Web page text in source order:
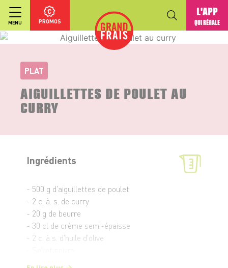
MENU PROMOS
L'APP
QUI RÉGALE
PLAT
AIGUILLETTES DE POULET AU
CURRY
Ingrédients
- 500 g d'aiguillettes de poulet
- 2 c. à. s. de curry
- 20 g de beurre
- 30 cl de crème semi-épaisse
- 2 c. à s. d'huile d'olive